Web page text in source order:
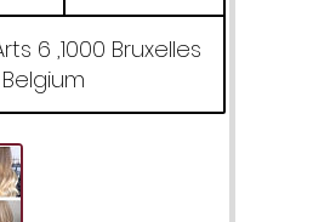
3
0
m
i
n
6 ,1000 Bruxelles
Belgium